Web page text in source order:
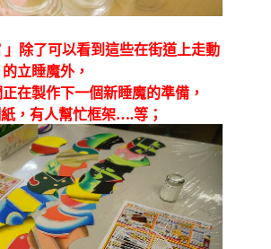
除了可以看到這些在街道上走動
的立睡魔外，
在製作下一個新睡魔的準備，
，有人幫忙框架….等；